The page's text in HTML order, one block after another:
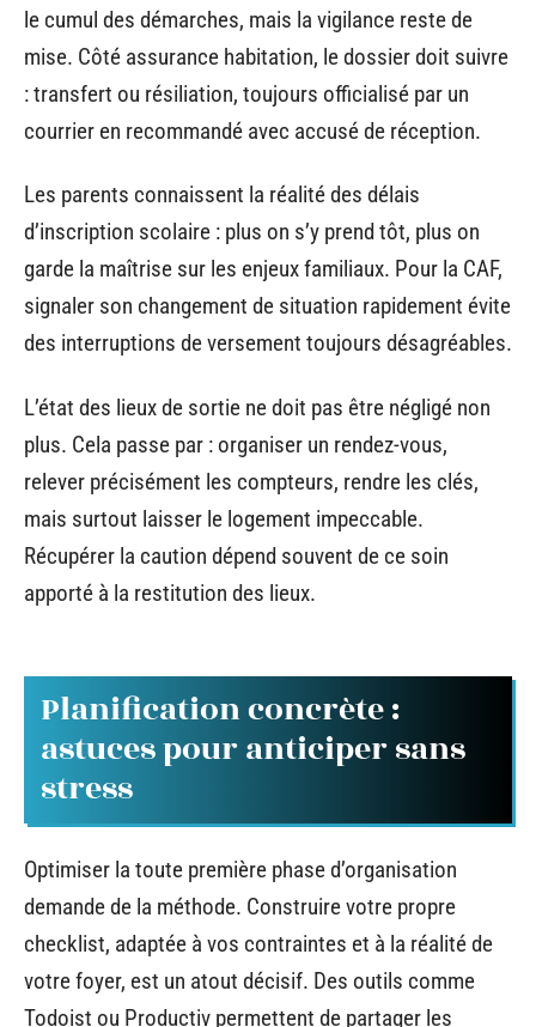
le cumul des démarches, mais la vigilance reste de
mise. Côté assurance habitation, le dossier doit suivre
: transfert ou résiliation, toujours officialisé par un
courrier en recommandé avec accusé de réception.
Les parents connaissent la réalité des délais
d’inscription scolaire : plus on s’y prend tôt, plus on
garde la maîtrise sur les enjeux familiaux. Pour la CAF,
signaler son changement de situation rapidement évite
des interruptions de versement toujours désagréables.
L’état des lieux de sortie ne doit pas être négligé non
plus. Cela passe par : organiser un rendez-vous,
relever précisément les compteurs, rendre les clés,
mais surtout laisser le logement impeccable.
Récupérer la caution dépend souvent de ce soin
apporté à la restitution des lieux.
Planification concrète :
astuces pour anticiper sans
stress
Optimiser la toute première phase d’organisation
demande de la méthode. Construire votre propre
checklist, adaptée à vos contraintes et à la réalité de
votre foyer, est un atout décisif. Des outils comme
Todoist ou Productiv permettent de partager les